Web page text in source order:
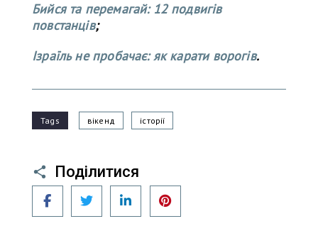
Бийся та перемагай: 12 подвигів
повстанців;
Ізраїль не пробачає: як карати ворогів.
Tags вікенд історії
Поділитися
Facebook Twitter LinkedIn